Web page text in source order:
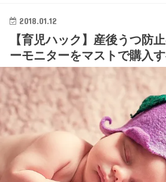
2018.01.12
【育児ハック】産後うつ防
ーモニターをマストで購入